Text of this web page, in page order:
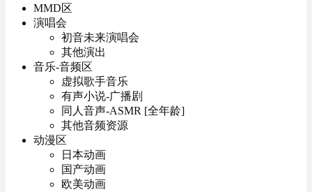
MMD区
演唱会
初音未来演唱会
其他演出
音乐-音频区
虚拟歌手音乐
有声小说-广播剧
同人音声-ASMR [全年龄]
其他音频资源
动漫区
日本动画
国产动画
欧美动画